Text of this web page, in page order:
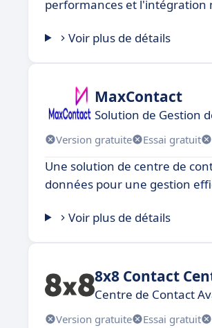
performances et l'intégration
Voir plus de détails
MaxContact
Solution de Gestion
Version gratuite Essai gratuit
Une solution de centre de
données pour une gestion
Voir plus de détails
8x8 Contact
Centre de Contact
Version gratuite Essai gratuit